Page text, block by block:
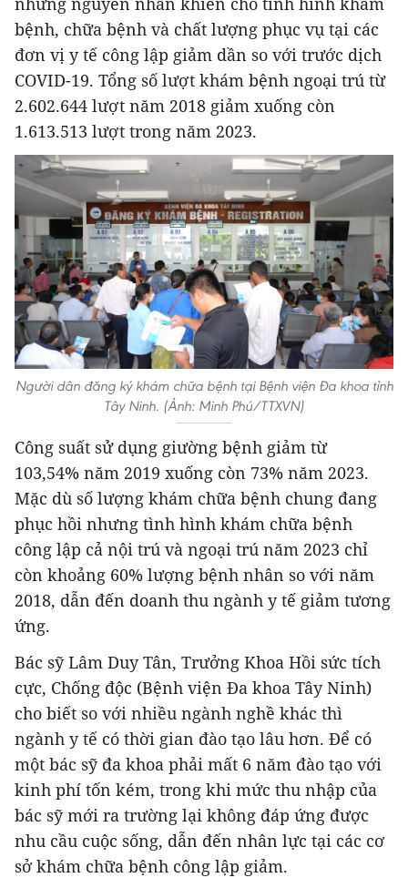
bệnh, chữa bệnh và chất lượng phục vụ tại các
đơn vị y tế công lập giảm dần so với trước dịch
COVID-19. Tổng số lượt khám bệnh ngoại trú từ
2.602.644 lượt năm 2018 giảm xuống còn
1.613.513 lượt trong năm 2023.
Người dân đăng ký khám chữa bệnh tại Bệnh viện Đa khoa tỉnh
Tây Ninh. (Ảnh: Minh Phú/TTXVN)
Công suất sử dụng giường bệnh giảm từ
103,54% năm 2019 xuống còn 73% năm 2023.
Mặc dù số lượng khám chữa bệnh chung đang
phục hồi nhưng tình hình khám chữa bệnh
công lập cả nội trú và ngoại trú năm 2023 chỉ
còn khoảng 60% lượng bệnh nhân so với năm
2018, dẫn đến doanh thu ngành y tế giảm tương
ứng.
Bác sỹ Lâm Duy Tân, Trưởng Khoa Hồi sức tích
cực, Chống độc (Bệnh viện Đa khoa Tây Ninh)
cho biết so với nhiều ngành nghề khác thì
ngành y tế có thời gian đào tạo lâu hơn. Để có
một bác sỹ đa khoa phải mất 6 năm đào tạo với
kinh phí tốn kém, trong khi mức thu nhập của
bác sỹ mới ra trường lại không đáp ứng được
nhu cầu cuộc sống, dẫn đến nhân lực tại các cơ
sở khám chữa bệnh công lập giảm.